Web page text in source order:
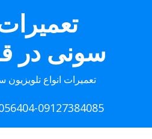
سونی در
تعمیرات انواع
09127384085